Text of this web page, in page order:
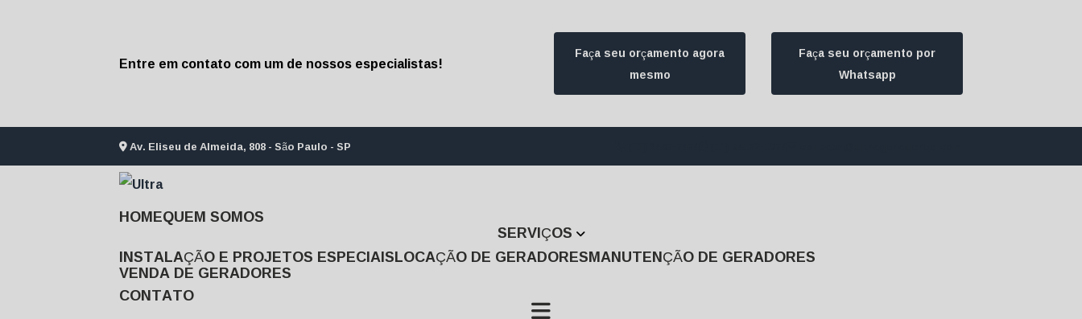
Entre em contato com um de nossos especialistas!
Faça seu orçamento agora
mesmo
Faça seu orçamento por
Whatsapp
Av. Eliseu de Almeida, 808 - São Paulo - SP
HOME QUEM SOMOS
SERVIÇOS
INSTALAÇÃO E PROJETOS ESPECIAIS LOCAÇÃO DE GERADORES MANUTENÇÃO DE GERADORES
VENDA DE GERADORES
CONTATO